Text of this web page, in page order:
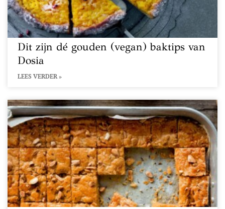
Dit zijn dé gouden (vegan) baktips van
Dosia
LEES VERDER »